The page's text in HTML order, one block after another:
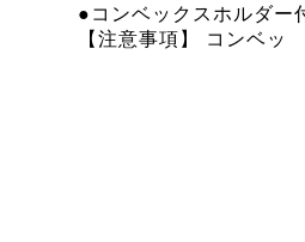
●コンベックスホルダー
【注意事項】 コンベッ